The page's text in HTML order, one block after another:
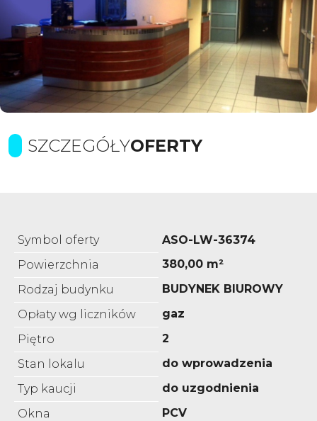
SZCZEGÓŁYOFERTY
Symbol oferty
ASO-LW-36374
Powierzchnia
380,00 m²
Rodzaj budynku
BUDYNEK BIUROWY
Opłaty wg liczników
gaz
Piętro
2
Stan lokalu
do wprowadzenia
Typ kaucji
do uzgodnienia
Okna
PCV